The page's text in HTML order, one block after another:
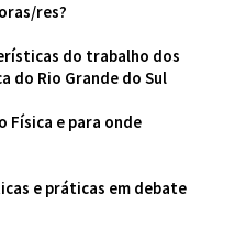
res?
do trabalho dos
do Rio Grande do Sul
Física e para onde
e práticas em debate